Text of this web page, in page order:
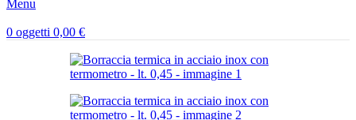
Menu
0 oggetti 0,00 €